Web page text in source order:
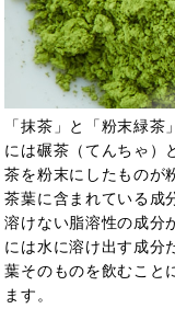
「抹茶」と「粉末緑
には碾茶（てんちゃ）
茶を粉末にしたものが
茶葉に含まれている成
溶けない脂溶性の成分
には水に溶け出す成分
葉そのものを飲むこと
ます。